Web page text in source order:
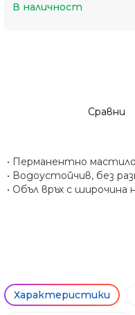
В наличност
Сравни
• Перманентно
• Водоустойчив, без
• Объл връх с широчина
Характеристики